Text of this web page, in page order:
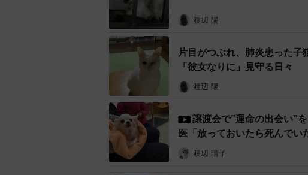
渡辺 陽
片目がつぶれ、肺炎患った
「彼女なりに」見守る日々
渡辺 陽
譲渡会で”運命の出会い”
医「放っておいたら死んでい
渡辺 晴子